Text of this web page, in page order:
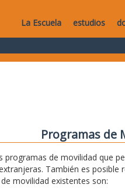
La Escuela estudios
Programas de
programas de movilidad que
También es
movilidad existentes son: